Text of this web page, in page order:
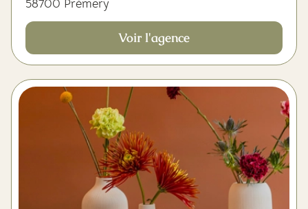
58700 Prémery
Voir l'agence